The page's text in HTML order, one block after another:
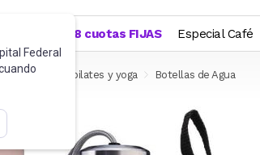
Federal
18 cuotas FIJAS Especial Café
Funcional, pilates y yoga Botellas de Agua